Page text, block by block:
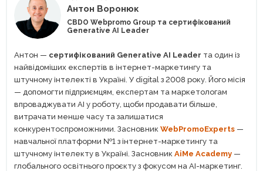
Антон Воронюк
CBDO Webpromo Group та сертифікований
Generative AI Leader
Антон — сертифікований Generative AI Leader та один із
найвідоміших експертів в інтернет-маркетингу та
штучному інтелекті в Україні. У digital з 2008 року. Його місія
— допомогти підприємцям, експертам та маркетологам
впроваджувати AI у роботу, щоби продавати більше,
витрачати менше часу та залишатися
конкурентоспроможними. Засновник WebPromoExperts —
навчальної платформи №1 з інтернет-маркетингу та
штучному інтелекту в Україні. Засновник AiMe Academy —
глобального освітнього проєкту з фокусом на АІ-маркетинг.